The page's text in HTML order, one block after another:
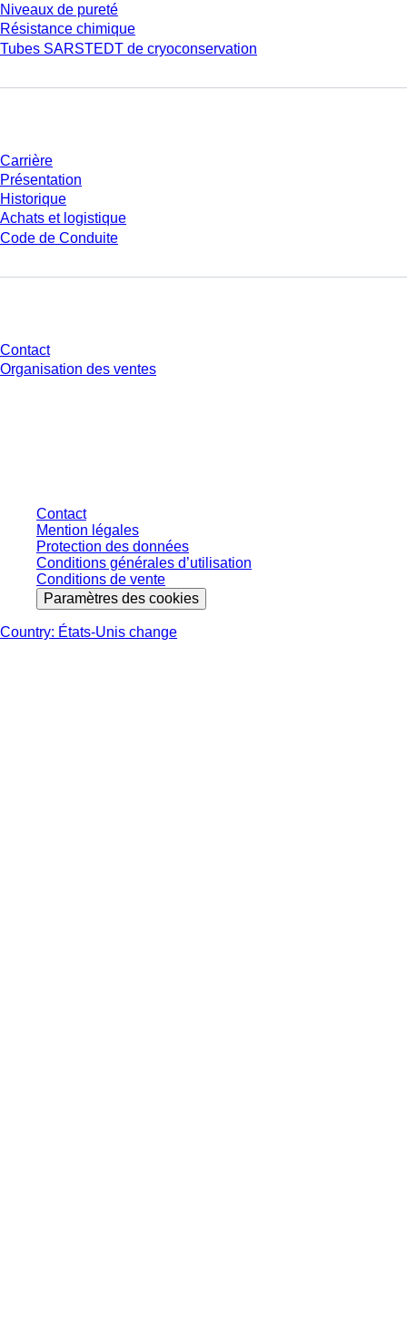
Niveaux de pureté
Résistance chimique
Tubes SARSTEDT de cryoconservation
Carrière
Présentation
Historique
Achats et logistique
Code de Conduite
Contact
Organisation des ventes
Contact
Mention légales
Protection des données
Conditions générales d’utilisation
Conditions de vente
Paramètres des cookies
Country: États-Unis change